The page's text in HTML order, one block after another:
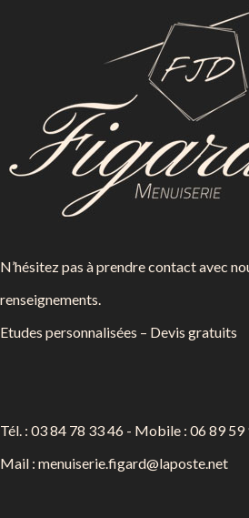
N’hésitez pas à prendre contact avec
renseignements.
Etudes personnalisées – Devis gratuits
Tél. : 03 84 78 33 46 - Mobile : 06 89 59
Mail : menuiserie.figard@laposte.net